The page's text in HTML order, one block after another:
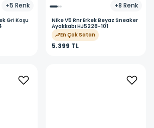
+5 Renk
Gri Koşu
+8 Renk
NikeV5 Rnr Erkek Beyaz Sneaker
Ayakkabı HJ5228-101
En Çok Satan
5.399 TL